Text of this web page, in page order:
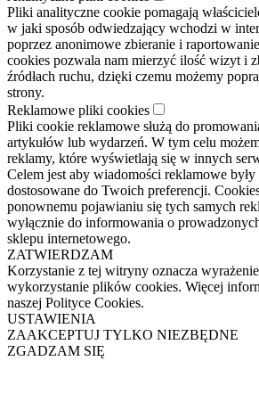
Pliki analityczne cookie pomagają
w jaki sposób odwiedzający wchodzi w
poprzez anonimowe zbieranie i
cookies pozwala nam mierzyć ilość wizyt i
źródłach ruchu, dzięki czemu możemy
strony.
Reklamowe pliki cookies
Pliki cookie reklamowe służą do
artykułów lub wydarzeń. W tym celu
reklamy, które wyświetlają się w innych
Celem jest aby wiadomości reklamowe
dostosowane do Twoich preferencji.
ponownemu pojawianiu się tych samych
wyłącznie do informowania o
sklepu internetowego.
ZATWIERDZAM
Korzystanie z tej witryny oznacza
wykorzystanie plików cookies. Więcej
naszej Polityce Cookies.
USTAWIENIA
ZAAKCEPTUJ TYLKO NIEZBĘDNE
ZGADZAM SIĘ